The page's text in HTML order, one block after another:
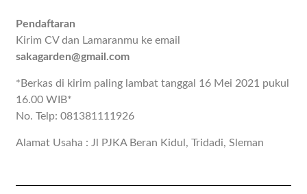
Pendaftaran
Kirim CV dan Lamaranmu ke email
sakagarden@gmail.com
*Berkas di kirim paling lambat tanggal 16 Mei 2021 pukul
16.00 WIB*
No. Telp: 081381111926
Alamat Usaha : Jl PJKA Beran Kidul, Tridadi, Sleman